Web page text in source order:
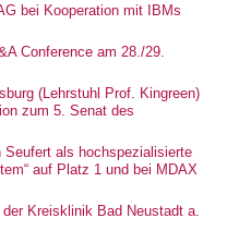
bei Kooperation mit IBMs
Conference am 28./29.
(Lehrstuhl Prof. Kingreen)
zum 5. Senat des
Seufert als hochspezialisierte
auf Platz 1 und bei MDAX
Kreisklinik Bad Neustadt a.